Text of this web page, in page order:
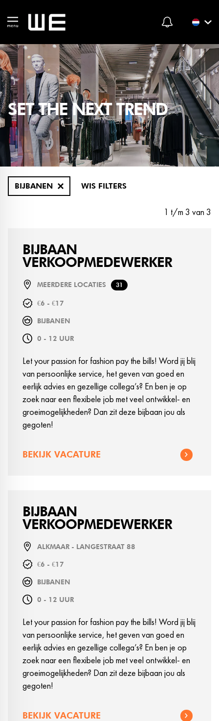
SET THE NEXT TREND
BIJBANEN WIS FILTERS
1 t/m 3 van 3
BIJBAAN
VERKOOPMEDEWERKER
MEERDERE LOCATIES 31
€6 - €17
BIJBANEN
0 - 12 UUR
Let your passion for fashion pay the bills! Word jij blij
van persoonlijke service, het geven van goed en
eerlijk advies en gezellige collega’s? En ben je op
zoek naar een flexibele job met veel ontwikkel- en
groeimogelijkheden? Dan zit deze bijbaan jou als
gegoten!
BEKIJK VACATURE
BIJBAAN
VERKOOPMEDEWERKER
ALKMAAR - LANGESTRAAT 88
€6 - €17
BIJBANEN
0 - 12 UUR
Let your passion for fashion pay the bills! Word jij blij
van persoonlijke service, het geven van goed en
eerlijk advies en gezellige collega’s? En ben je op
zoek naar een flexibele job met veel ontwikkel- en
groeimogelijkheden? Dan zit deze bijbaan jou als
gegoten!
BEKIJK VACATURE